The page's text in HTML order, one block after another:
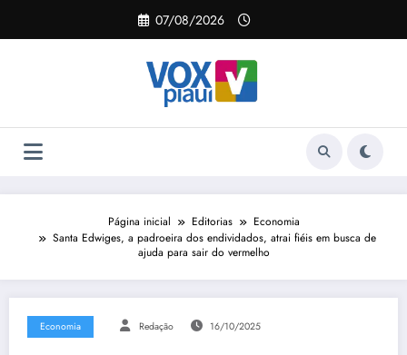
o
07/08/2026
Página inicial Editorias
Economia
Santa Edwiges, a padroeira dos endividados, atrai fiéis em busca de
ajuda para sair do vermelho
Economia Redação 16/10/2025